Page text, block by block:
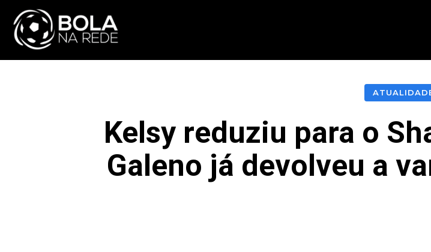
Kelsy reduziu para o
Galeno já devolveu a